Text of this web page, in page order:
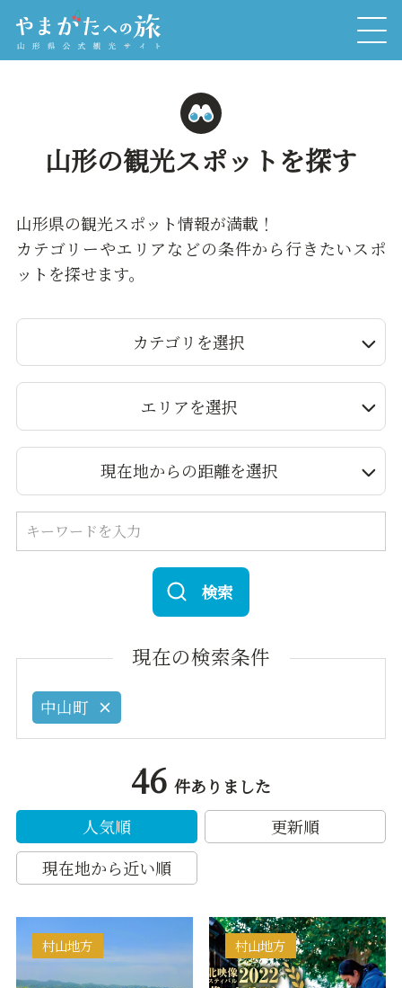
山形の観光スポットを探す
山形県の観光スポット情報が満載！
カテゴリーやエリアなどの条件から行きたいスポ
ットを探せます。
カテゴリを選択
エリアを選択
現在地からの距離を選択
検索
現在の検索条件
中山町
46 件ありました
人気順
更新順
現在地から近い順
村山地方 村山地方